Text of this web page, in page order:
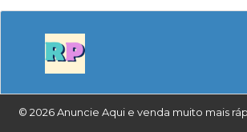
© 2026 Anuncie Aqui e venda muito mais